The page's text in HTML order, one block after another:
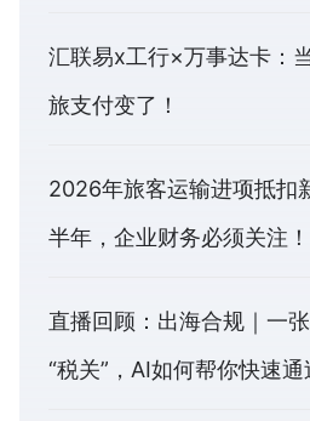
汇联易x工行×万事达卡：
旅支付变了！
2026年旅客运输进项抵扣
半年，企业财务必须关注！
直播回顾：出海合规｜一
“税关”，AI如何帮你快速通